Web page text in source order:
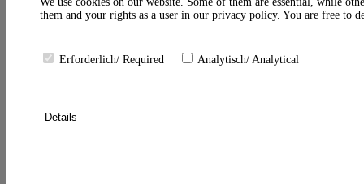
Suche schließen
them and your rights as a user in our privacy policy. You are free to
Erforderlich/ Required Analytisch/ Analytical
Details